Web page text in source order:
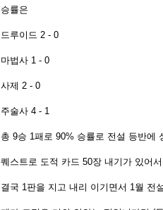
승률은
드루이드 2 - 0
마법사 1 - 0
사제 2 - 0
주술사 4 - 1
총 9승 1패로 90% 승률로 전설 등반에
퀘스트로 도적 카드 50장 내기가 있어
결국 1판을 지고 내리 이기면서 1월 전